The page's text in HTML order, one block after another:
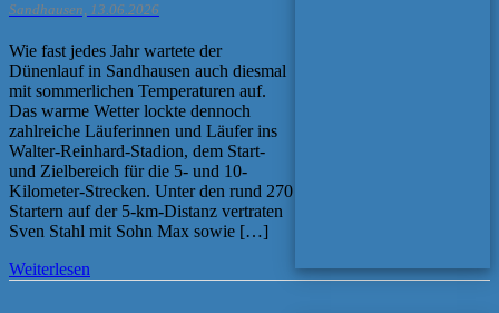
Sandhausen, 13.06.2026
Wie fast jedes Jahr wartete der
Dünenlauf in Sandhausen auch diesmal
mit sommerlichen Temperaturen auf.
Das warme Wetter lockte dennoch
zahlreiche Läuferinnen und Läufer ins
Walter-Reinhard-Stadion, dem Start-
und Zielbereich für die 5- und 10-
Kilometer-Strecken. Unter den rund 270
Startern auf der 5-km-Distanz vertraten
Sven Stahl mit Sohn Max sowie […]
Weiterlesen